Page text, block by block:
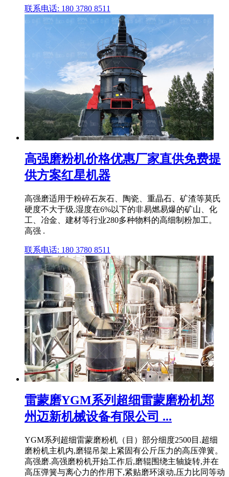
联系电话: 180 3780 8511
高强磨粉机价格优惠厂家直供免费提
供方案红星机器
高强磨适用于粉碎石灰石、陶瓷、重晶石、矿渣等莫氏
硬度不大于级,湿度在6%以下的非易燃易爆的矿山、化
工、冶金、建材等行业280多种物料的高细制粉加工。
高强 .
联系电话: 180 3780 8511
雷蒙磨YGM系列超细雷蒙磨粉机郑
州迈新机械设备有限公司 ...
YGM系列超细雷蒙磨粉机（目）部分细度2500目.超细
磨粉机主机内,磨辊吊架上紧固有公斤压力的高压弹簧。
高强磨.高强磨粉机开始工作后,磨辊围绕主轴旋转,并在
高压弹簧与离心力的作用下,紧贴磨环滚动,压力比同等动